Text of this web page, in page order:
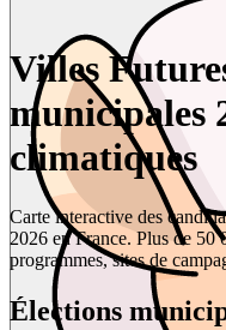
Villes
municipales
climatiques
Carte interactive des
2026 en France. Plus de 50
programmes, sites de
Élections